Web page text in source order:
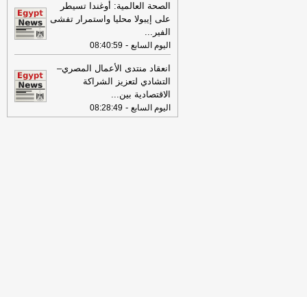
الخميس 30-07-2026
-
18:41
رئيس "الوطنية للصحافة" يكشف
تفاصيل حملة الصحف القومية لمواجهة
مخاطر السوشيال ميديا
16:46
وزير الخزانة الأميركي: لن نسمح
لإيران اتخاذ التجارة العالمية رهينة أو
استخدام الشحن الدولي لتمويل الحرس
الثوري-لبنانون 24
الصحة العالمية: أوغندا تسيطر
على إيبولا محليا واستمرار تفشى
الفير ...
اليوم السابع -
08:40:59
انعقاد منتدى الأعمال المصري–
التشادي لتعزيز الشراكة
الاقتصادية بين...
اليوم السابع -
08:28:49